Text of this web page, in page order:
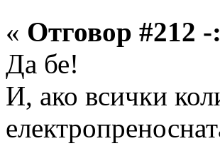
« Отговор #212 -:
Да бе!
И, ако всички